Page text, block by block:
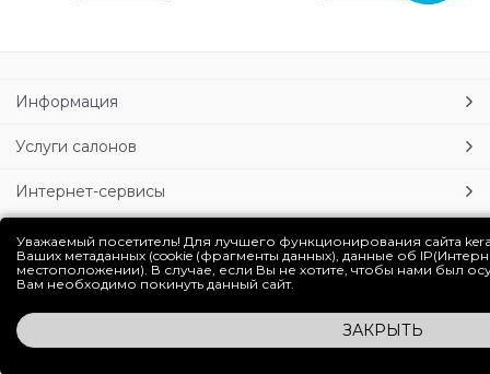
Информация
Услуги салонов
Интернет-сервисы
Личный кабинет
Блог
Полная версия сайта
Уважаемый посетитель! Для лучшего функционирования сайта
Ваших метаданных (cookie (фрагменты данных), данные об
местоположении). В случае, если Вы не хотите, чтобы нами был
Вам необходимо покинуть данный сайт.
ЗАКРЫТЬ